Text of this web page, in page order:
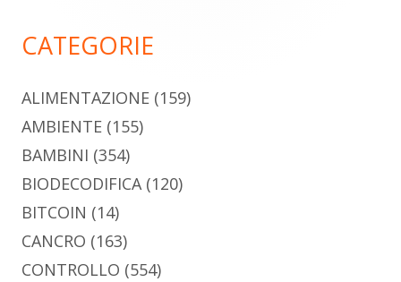
CATEGORIE
ALIMENTAZIONE (159)
AMBIENTE (155)
BAMBINI (354)
BIODECODIFICA(120)
BITCOIN (14)
CANCRO (163)
CONTROLLO (554)